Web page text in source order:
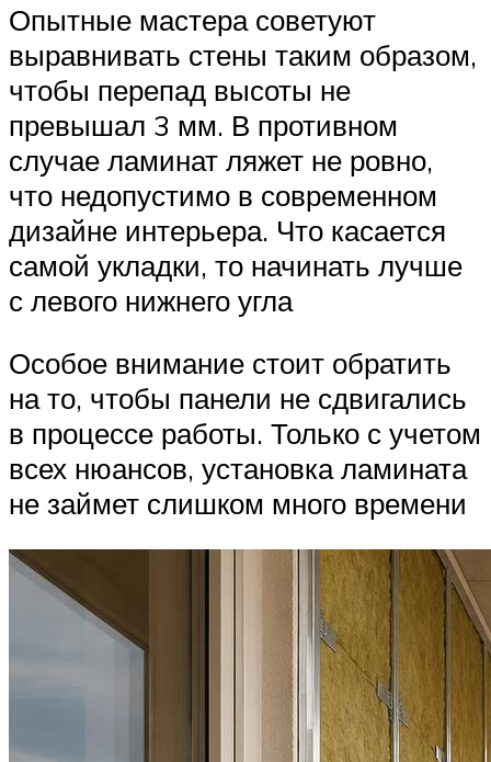
Опытные мастера советуют
выравнивать стены таким образом,
чтобы перепад высоты не
превышал 3 мм. В противном
случае ламинат ляжет не ровно,
что недопустимо в современном
дизайне интерьера. Что касается
самой укладки, то начинать лучше
с левого нижнего угла
Особое внимание стоит обратить
на то, чтобы панели не сдвигались
в процессе работы. Только с учетом
всех нюансов, установка ламината
не займет слишком много времени